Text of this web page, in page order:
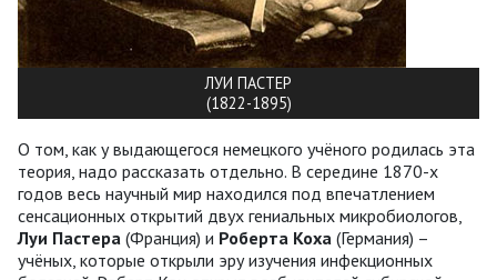
ЛУИ ПАСТЕР
(1822-1895)
О том, как у выдающегося немецкого учёного родилась эта
теория, надо рассказать отдельно. В середине 1870-х
годов весь научный мир находился под впечатлением
сенсационных открытий двух гениальных микробиологов,
Луи Пастера (Франция) и Роберта Коха (Германия) –
учёных, которые открыли эру изучения инфекционных